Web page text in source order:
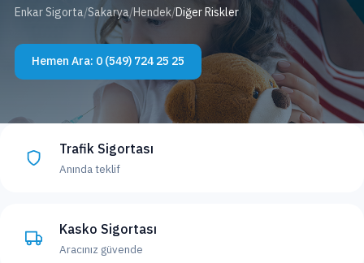
Enkar Sigorta/Sakarya/Hendek/Diğer Riskler
Hemen Ara: 0 (549) 724 25 25
Trafik Sigortası
Anında teklif
Kasko Sigortası
Aracınız güvende